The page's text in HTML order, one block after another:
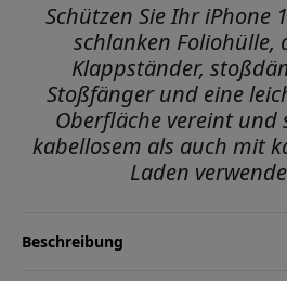
Schützen Sie Ihr iPhone
schlanken Foliohülle,
Klappständer,
Stoßfänger und eine
Oberfläche vereint und
kabellosem als auch mit
Laden
Beschreibung